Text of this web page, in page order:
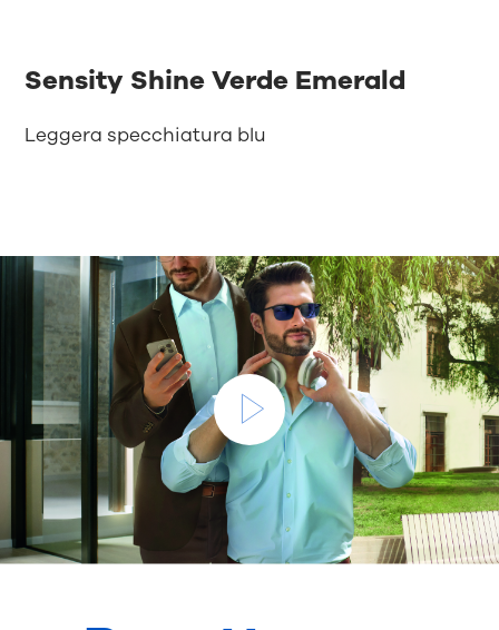
Sensity Shine Verde Emerald
Leggera specchiatura blu